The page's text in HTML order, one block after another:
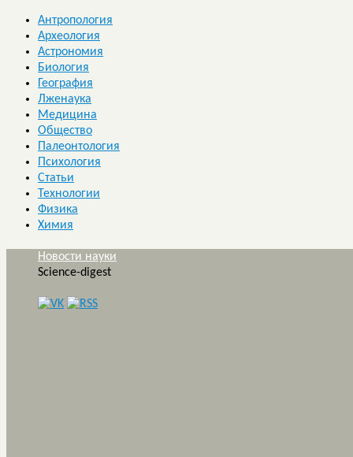
Антропология
Археология
Астрономия
Биология
География
Лженаука
Медицина
Общество
Палеонтология
Психология
Статьи
Технологии
Физика
Химия
Новости науки
Science-digest